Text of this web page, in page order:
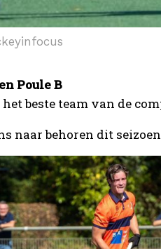
Poule B
het beste team van de
naar behoren dit